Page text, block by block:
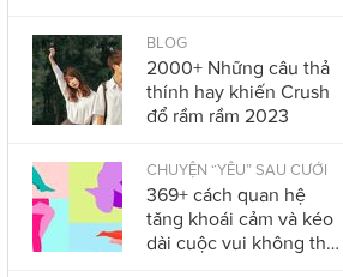
BLOG
2000+ Những câu thả
thính hay khiến Crush
đổ rầm rầm 2023
CHUYỆN “YÊU” SAU CƯỚI
369+ cách quan hệ
tăng khoái cảm và kéo
dài cuộc vui không thể